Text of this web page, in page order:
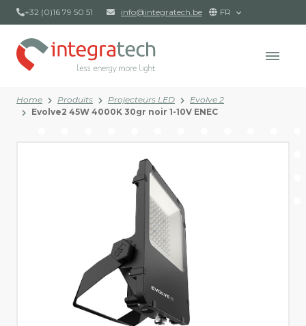
+32 (0)16 79 50 51 info@integratech.be FR
Home Produits Projecteurs LED
Evolve 2
Evolve2 45W 4000K 30gr noir 1-10V ENEC